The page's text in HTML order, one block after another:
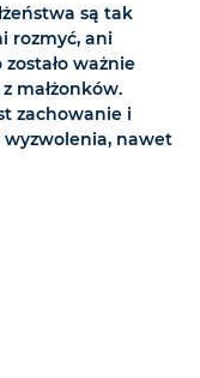
są tak
rozmyć, ani
ważnie
małżonków.
zachowanie i
wyzwolenia, nawet